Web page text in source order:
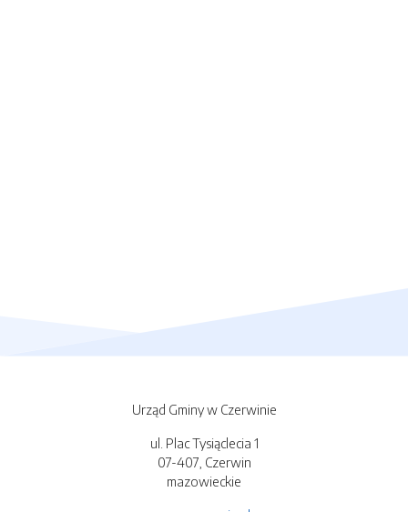
Urząd Gminy w Czerwinie
ul. Plac Tysiąclecia 1
07-407, Czerwin
mazowieckie